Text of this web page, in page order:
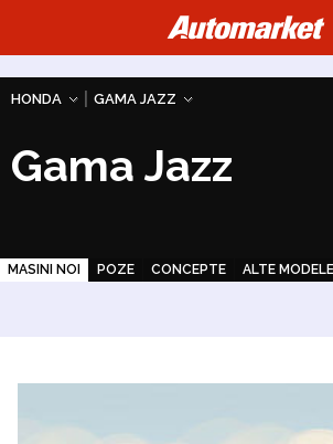
HONDA GAMA JAZZ
Gama Jazz
MASINI NOI POZE CONCEPTE ALTE MODELE